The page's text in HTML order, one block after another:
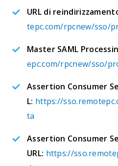
URL di
tepc.com/rpcnew/sso/
Master SAML
epc.com/rpcnew/sso/
Assertion Consumer
L: https://
ta
Assertion Consumer
URL: https://